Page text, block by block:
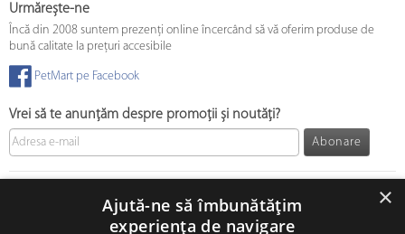
Urmărește-ne
Încă din 2008 suntem prezenți online încercând să vă oferim produse de
bună calitate la prețuri accesibile
PetMart pe Facebook
Vrei să te anunțăm despre promoții și noutăți?
Abonare
×
Ajută-ne să îmbunătățim
experiența de navigare